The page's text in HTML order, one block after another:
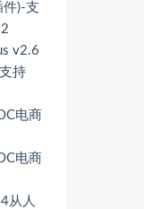
件)-支
v2.6
持
电商
电商
从人